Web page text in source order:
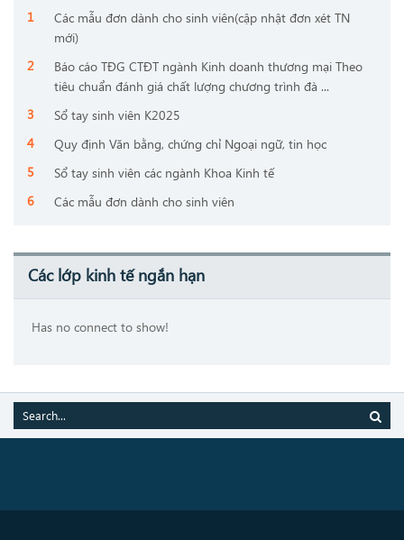
Các mẫu đơn dành cho sinh viên(cập nhật đơn xét TN
mới)
Báo cáo TĐG CTĐT ngành Kinh doanh thương mại Theo
tiêu chuẩn đánh giá chất lượng chương trình đà ...
Sổ tay sinh viên K2025
Quy định Văn bằng, chứng chỉ Ngoại ngữ, tin học
Sổ tay sinh viên các ngành Khoa Kinh tế
Các mẫu đơn dành cho sinh viên
Các lớp kinh tế ngắn hạn
Has no connect to show!